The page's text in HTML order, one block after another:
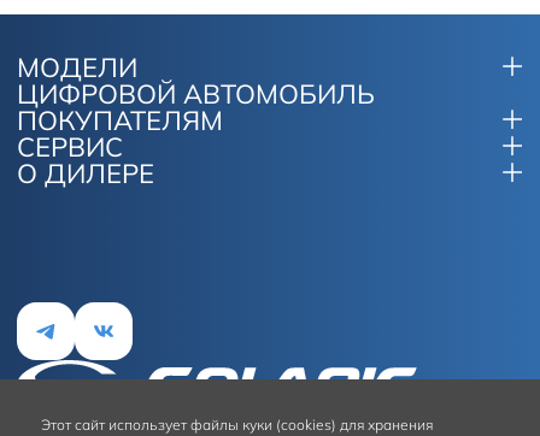
МОДЕЛИ
ЦИФРОВОЙ АВТОМОБИЛЬ
ПОКУПАТЕЛЯМ
СЕРВИС
О ДИЛЕРЕ
Этот сайт использует файлы куки (cookies) для хранения